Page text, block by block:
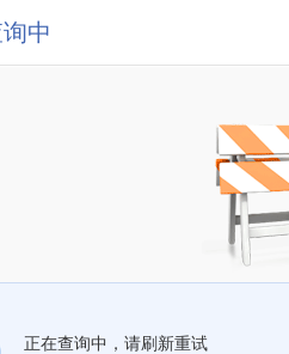
中
正在查询中，请刷新重试